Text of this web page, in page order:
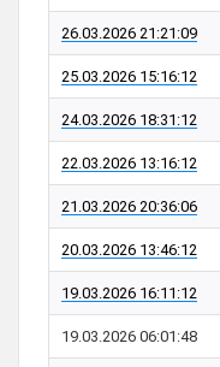
26.03.2026 21:21:09
25.03.2026 15:16:12
24.03.2026 18:31:12
22.03.2026 13:16:12
21.03.2026 20:36:06
20.03.2026 13:46:12
19.03.2026 16:11:12
19.03.2026 06:01:48